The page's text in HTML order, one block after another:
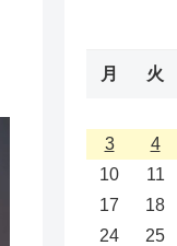
月 火
3
4
10
11
17
18
24
25